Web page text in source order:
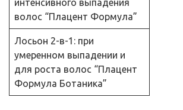
интенсивного выпадения
волос “Плацент Формула”
Лосьон 2-в-1: при
умеренном выпадении и
для роста волос “Плацент
Формула Ботаника”